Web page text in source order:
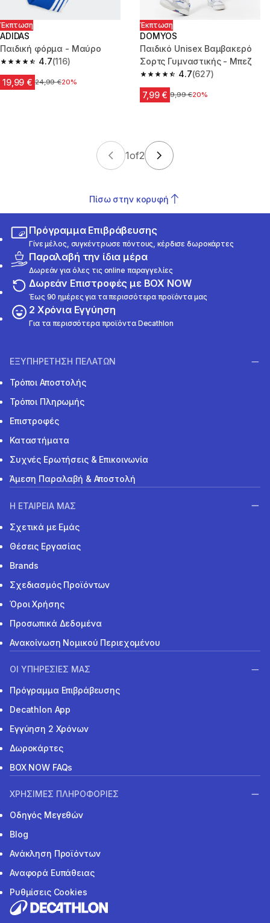
Έκπτωση
ADIDAS
Παιδική φόρμα - Μαύρο
4.7
4.7 out of 5 stars from 116 reviews
(116)
19,99 € Αρχική τιμή
24,99 €20%
Έκπτωση
DOMYOS
Παιδικό Unisex Βαμβακερό
Σορτς Γυμναστικής - Μπεζ
4.7
4.7 out of 5 stars from 627
(627)
7,99 € Αρχική τιμή
9,99 €20%
1of2
Πίσω στην κορυφή
Πρόγραμμα Επιβράβευσης
Γίνε μέλος, συγκέντρωσε πόντους, κέρδισε δωροκάρτες
Παραλαβή την ίδια μέρα
Δωρεάν για όλες τις online παραγγελίες
Δωρεάν Επιστροφές με BOX NOW
Έως 90 ημέρες για τα περισσότερα προϊόντα μας
2 Χρόνια Εγγύηση
Για τα περισσότερα προϊόντα Decathlon
ΕΞΥΠΗΡΕΤΗΣΗ ΠΕΛΑΤΩΝ
Τρόποι Αποστολής
Τρόποι Πληρωμής
Επιστροφές
Καταστήματα
Συχνές Ερωτήσεις & Επικοινωνία
Άμεση Παραλαβή & Αποστολή
Η ΕΤΑΙΡΕΙΑ ΜΑΣ
Σχετικά με Εμάς
Θέσεις Εργασίας
Brands
Σχεδιασμός Προϊόντων
Όροι Χρήσης
Προσωπικά Δεδομένα
Ανακοίνωση Νομικού Περιεχομένου
ΟΙ ΥΠΗΡΕΣΙΕΣ ΜΑΣ
Πρόγραμμα Επιβράβευσης
Decathlon App
Εγγύηση 2 Χρόνων
Δωροκάρτες
BOX NOW FAQs
ΧΡΗΣΙΜΕΣ ΠΛΗΡΟΦΟΡΙΕΣ
Οδηγός Μεγεθών
Blog
Ανάκληση Προϊόντων
Αναφορά Ευπάθειας
Ρυθμίσεις Cookies